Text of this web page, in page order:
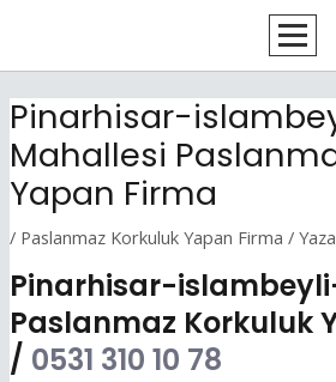
Pinarhisar-
Mahallesi
Yapan Firma
/ Paslanmaz Korkuluk Yapan Firma /
Pinarhisar-
Paslanmaz Korkuluk
/ 0531 310 10 78